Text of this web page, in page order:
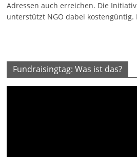
Adressen auch erreichen. Die
unterstützt NGO dabei kostengüntig.
Fundraisingtag: Was ist das?